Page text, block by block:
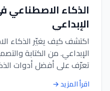
الذكاء
الإبداعي
اكتشف كيف يغيّر الذكاء
الإبداعي. من الكتابة
تعرّف على أفضل أدوات
والتحديات وأفضل الممارسات.
اقرأ المزيد→